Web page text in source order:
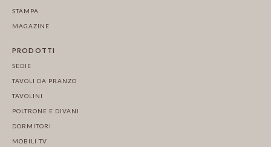
STAMPA
MAGAZINE
PRODOTTI
SEDIE
TAVOLI DA PRANZO
TAVOLINI
POLTRONE E DIVANI
DORMITORI
MOBILI TV